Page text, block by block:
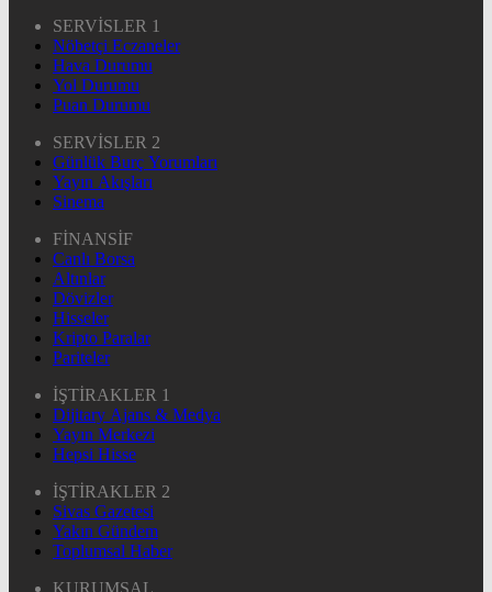
SERVİSLER 1
Nöbetçi Eczaneler
Hava Durumu
Yol Durumu
Puan Durumu
SERVİSLER 2
Günlük Burç Yorumları
Yayın Akışları
Sinema
FİNANSİF
Canlı Borsa
Altınlar
Dövizler
Hisseler
Kripto Paralar
Pariteler
İŞTİRAKLER 1
Dijitary Ajans & Medya
Yayın Merkezi
Hepsi Hisse
İŞTİRAKLER 2
Sivas Gazetesi
Yakın Gündem
Toplumsal Haber